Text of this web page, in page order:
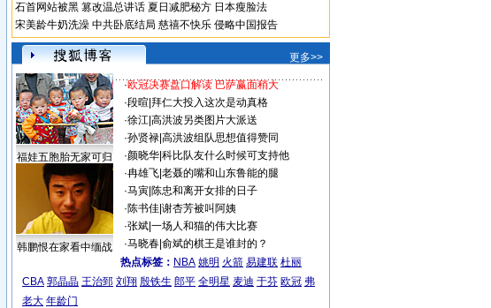
石首网站被黑 篡改温总讲话 夏日减肥秘方 日本瘦脸法
宋美龄牛奶洗澡 中共卧底结局 慈禧不快乐 侵略中国报告
更多>>
福娃五胞胎无家可归
韩鹏恨在家看中缅战
·欧冠决赛盘口解读 巴萨赢面稍大
·段暄 拜仁大投入这次是动真格
·徐江| 高洪波另类图片大派送
·孙贤禄| 高洪波组队思想值得赞同
·颜晓华| 科比队友什么时候可支持他
·冉雄飞| 老聂的嘴和山东鲁能的腿
·马寅| 陈忠和离开女排的日子
·陈书佳| 谢杏芳被叫阿姨
·张斌| 一场人和猫的伟大比赛
·马晓春| 俞斌的棋王是谁封的？
热点标签： NBA 姚明 火箭 易建联 杜丽
CBA 郭晶晶 王治郅 刘翔 殷铁生 郎平 全明星 麦迪 于芬 欧冠 弗
老大 年龄门